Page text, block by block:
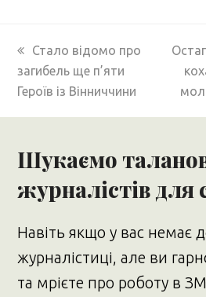
previous
post:
Стало відомо про
загибель ще п’яти
Героїв із Вінниччини
next
post:
Шукаємо
журналістів для
Навіть якщо у вас немає
журналістиці, але ви
та мрієте про роботу в